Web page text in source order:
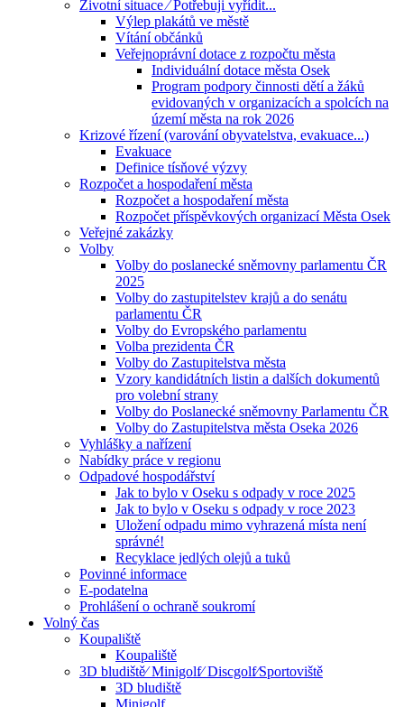
Životní situace ⁄ Potřebuji vyřídit...
Výlep plakátů ve městě
Vítání občánků
Veřejnoprávní dotace z rozpočtu města
Individuální dotace města Osek
Program podpory činnosti dětí a žáků
evidovaných v organizacích a spolcích na
území města na rok 2026
Krizové řízení (varování obyvatelstva, evakuace...)
Evakuace
Definice tísňové výzvy
Rozpočet a hospodaření města
Rozpočet a hospodaření města
Rozpočet příspěvkových organizací Města Osek
Veřejné zakázky
Volby
Volby do poslanecké sněmovny parlamentu ČR
2025
Volby do zastupitelstev krajů a do senátu
parlamentu ČR
Volby do Evropského parlamentu
Volba prezidenta ČR
Volby do Zastupitelstva města
Vzory kandidátních listin a dalších dokumentů
pro volební strany
Volby do Poslanecké sněmovny Parlamentu ČR
Volby do Zastupitelstva města Oseka 2026
Vyhlášky a nařízení
Nabídky práce v regionu
Odpadové hospodářství
Jak to bylo v Oseku s odpady v roce 2025
Jak to bylo v Oseku s odpady v roce 2023
Uložení odpadu mimo vyhrazená místa není
správné!
Recyklace jedlých olejů a tuků
Povinné informace
E-podatelna
Prohlášení o ochraně soukromí
Volný čas
Koupaliště
Koupaliště
3D bludiště⁄ Minigolf⁄ Discgolf⁄Sportoviště
3D bludiště
Minigolf